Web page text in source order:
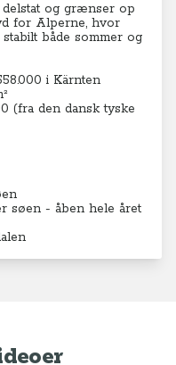
og grænser op
for Alperne, hvor
både sommer og
i Kärnten
(fra den dansk tyske
søen - åben hele året